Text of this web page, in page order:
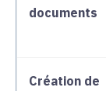
documents
Création de